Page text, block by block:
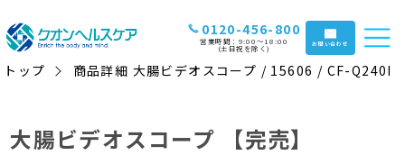
0120-456-800
営業時間：9:00〜18:00
(土日祝を除く) お問い合わせ
トップ 商品詳細 大腸ビデオスコープ / 15606 / CF-Q240I
大腸ビデオスコープ 【完売】